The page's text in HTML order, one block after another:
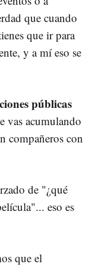
que cuando
que ir para
y a mí eso se
públicas
vas acumulando
compañeros con
de "¿qué
eso es
que el